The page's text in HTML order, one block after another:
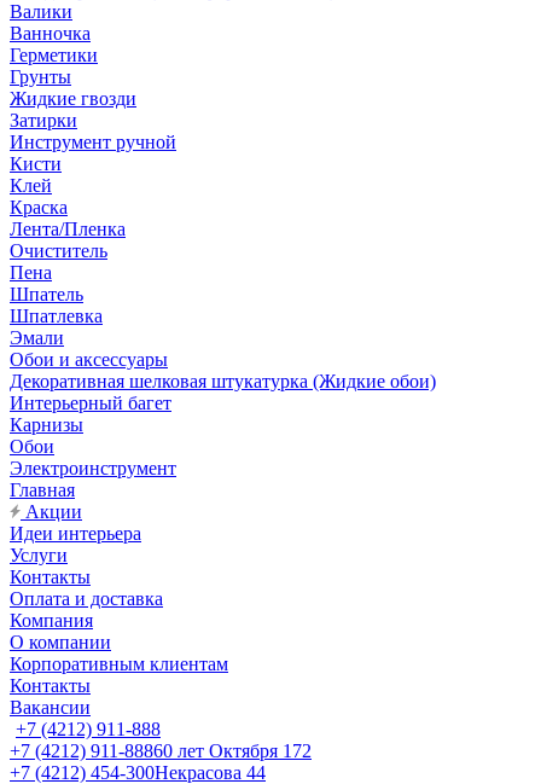
Валики
Ванночка
Герметики
Грунты
Жидкие гвозди
Затирки
Инструмент ручной
Кисти
Клей
Краска
Лента/Пленка
Очиститель
Пена
Шпатель
Шпатлевка
Эмали
Обои и аксессуары
Декоративная шелковая штукатурка (Жидкие обои)
Интерьерный багет
Карнизы
Обои
Электроинструмент
Главная
Акции
Идеи интерьера
Услуги
Контакты
Оплата и доставка
Компания
О компании
Корпоративным клиентам
Контакты
Вакансии
+7 (4212) 911-888
+7 (4212) 911-88860 лет Октября 172
+7 (4212) 454-300Некрасова 44